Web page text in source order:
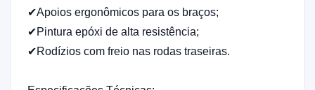
✔Apoios ergonômicos para os braços;
✔Pintura epóxi de alta resistência;
✔Rodízios com freio nas rodas traseiras.